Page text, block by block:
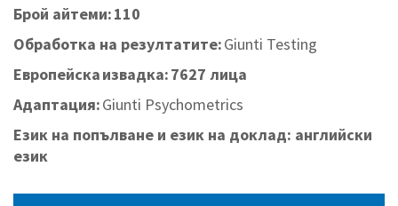
Брой айтеми:110
Обработка на резултатите:Giunti Testing
Европейска извадка:7627 лица
Адаптация:Giunti Psychometrics
Език на попълване и език на доклад: английски
език